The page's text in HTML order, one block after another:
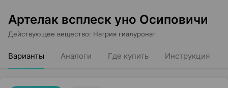
Артелак всплеск уно Осиповичи
Действующее вещество: Натрия гиалуронат
Варианты Аналоги Где купить Инструкция